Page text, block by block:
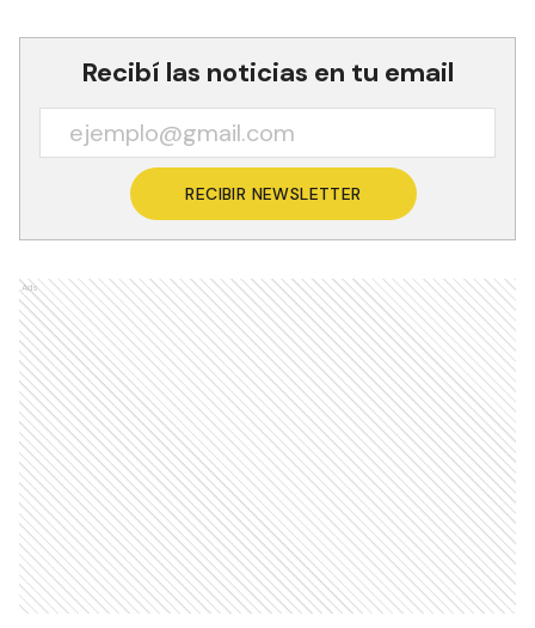
Recibí las noticias en tu email
RECIBIR NEWSLETTER
Ads